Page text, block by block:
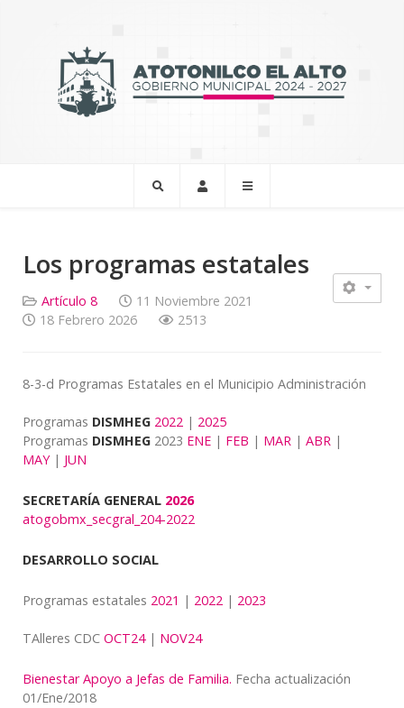
Los programas estatales
Artículo 8
11 Noviembre 2021
18 Febrero 2026
2513
8-3-d Programas Estatales en el Municipio Administración
Programas DISMHEG 2022 | 2025
Programas DISMHEG 2023 ENE | FEB | MAR | ABR |
MAY| JUN
SECRETARÍA GENERAL 2026
atogobmx_secgral_204-2022
DESARROLLO SOCIAL
Programas estatales 2021 | 2022 | 2023
TAlleres CDC OCT24| NOV24
Bienestar Apoyo a Jefas de Familia. Fecha actualización
01/Ene/2018